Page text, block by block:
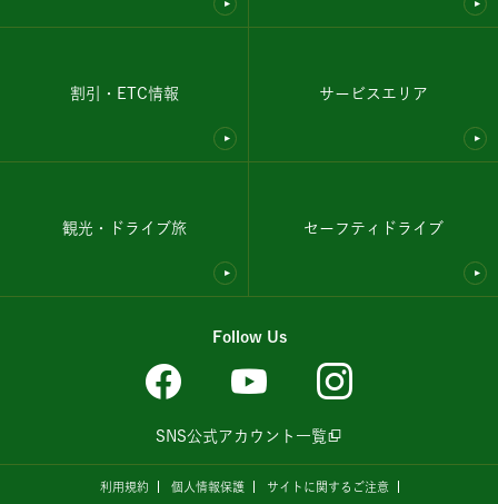
割引・ETC情報 サービスエリア
観光・ドライブ旅 セーフティドライブ
Follow Us
SNS公式アカウント一覧
利用規約 個人情報保護 サイトに関するご注意